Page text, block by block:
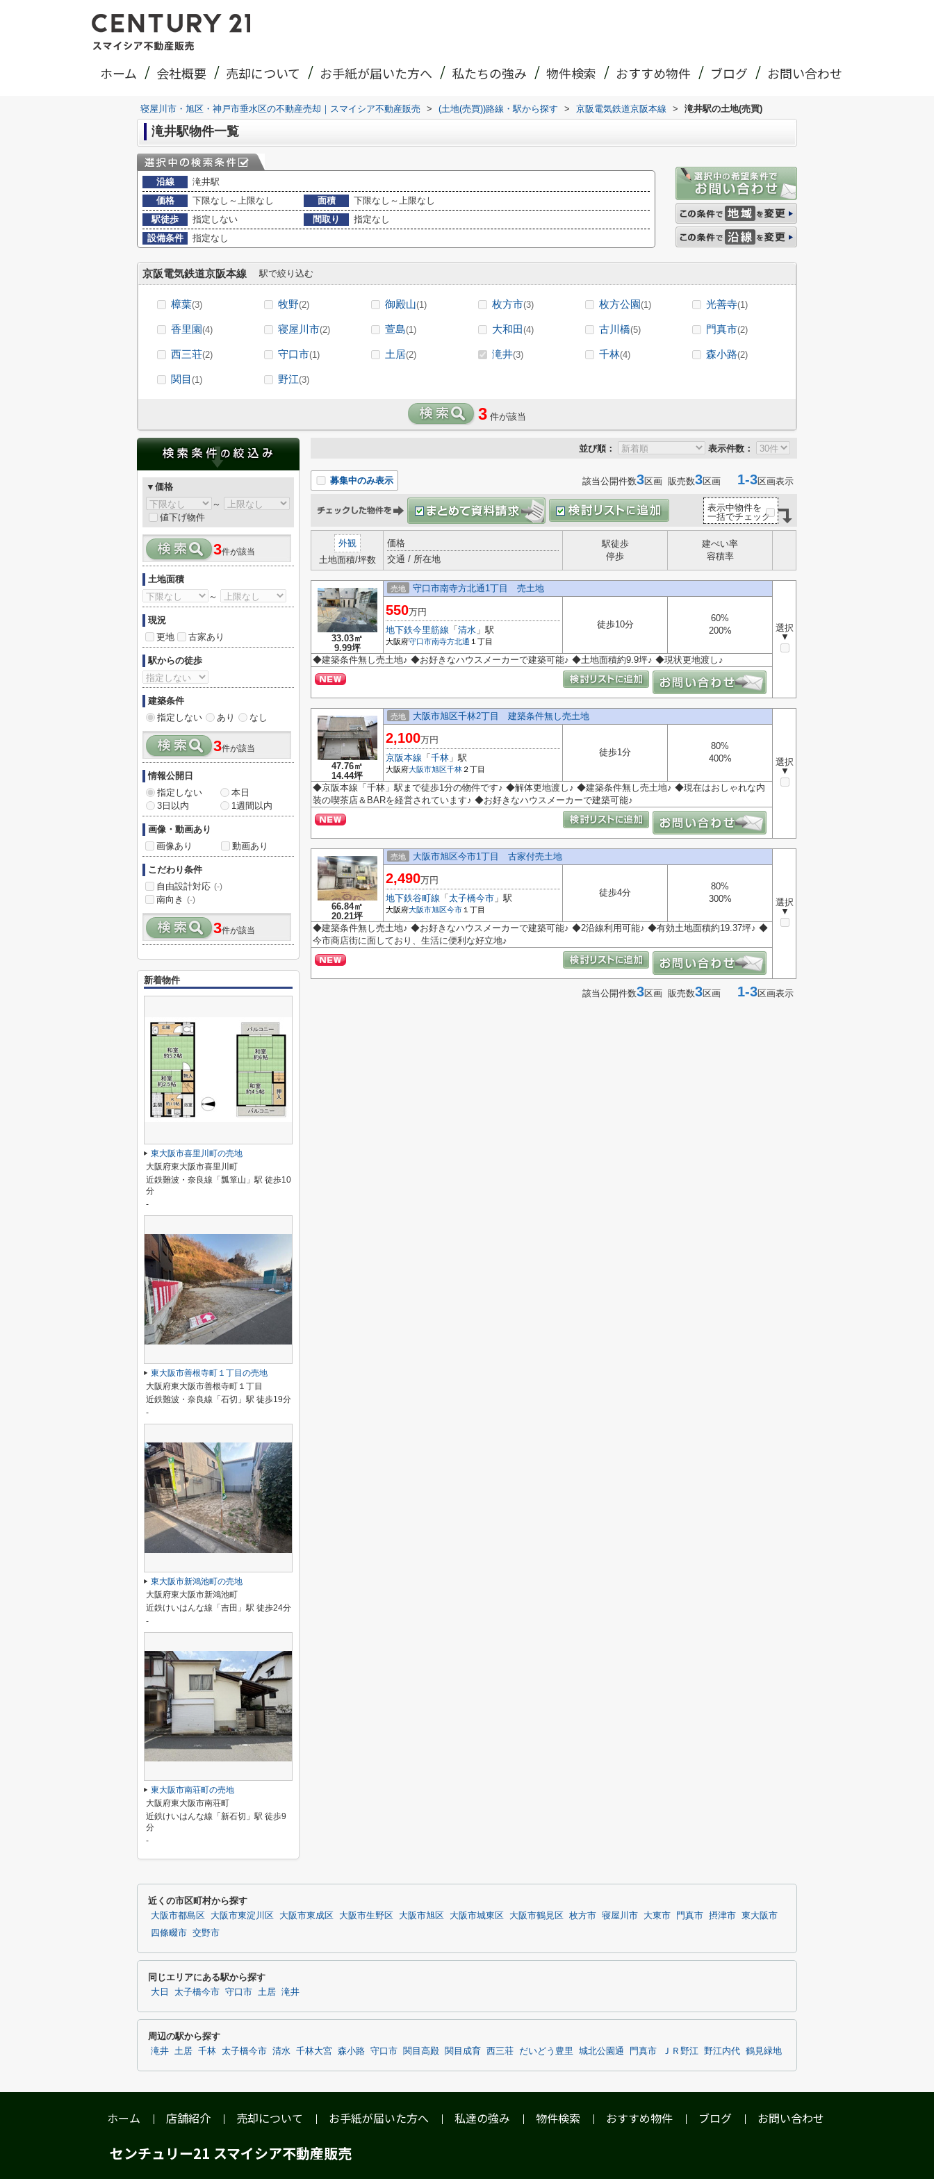
ホーム 会社概要 売却について お手紙が届いた方へ 私たちの強み 物件検索 おすすめ物件 ブログ お問い合わせ
寝屋川市・旭区・神戸市垂水区の不動産売却｜スマイシア不動産販売 > (土地(売買))路線・駅から探す > 京阪電気鉄道京阪本線 > 滝井駅の土地(売買)
滝井駅物件一覧
沿線
滝井駅
価格
下限なし～上限なし 面積
下限なし～上限なし
駅徒歩
指定しない 間取り
指定なし
設備条件
指定なし
京阪電気鉄道京阪本線 駅で絞り込む
樟葉(3) 牧野(2) 御殿山(1) 枚方市(3) 枚方公園(1) 光善寺(1)
香里園(4) 寝屋川市(2) 萱島(1) 大和田(4) 古川橋(5) 門真市(2)
西三荘(2) 守口市(1) 土居(2) 滝井(3) 千林(4) 森小路(2)
関目 (1) 野江(3)
3 件が該当
並び順： 表示件数：
募集中のみ表示 該当公開件数3区画 販売数3区画 1-3区画表示
表示中物件を
一括でチェック
外観
土地面積/坪数
価格
交通 / 所在地
駅徒歩
停歩
建ぺい率
容積率
33.03㎡
9.99坪
売地 守口市南寺方北通1丁目 売土地
選択
▼
550万円
地下鉄今里筋線 「 清水 」駅
大阪府守口市南寺方北通 １丁目
徒歩10分
60%
200%
◆建築条件無し売土地♪ ◆お好きなハウスメーカーで建築可能♪ ◆土地面積約9.9坪♪ ◆現状更地渡し♪
47.76㎡
14.44坪
売地 大阪市旭区千林2丁目 建築条件無し売土地
選択
▼
2,100万円
京阪本線 「 千林 」駅
大阪府大阪市旭区千林 ２丁目
徒歩1分
80%
400%
◆京阪本線「千林」駅まで徒歩1分の物件です♪ ◆解体更地渡し♪ ◆建築条件無し売土地♪ ◆現在はおしゃれな内
装の喫茶店＆BARを経営されています♪ ◆お好きなハウスメーカーで建築可能♪
66.84㎡
20.21坪
売地 大阪市旭区今市1丁目 古家付売土地
選択
▼
2,490万円
地下鉄谷町線 「 太子橋今市 」駅
大阪府大阪市旭区今市 １丁目
徒歩4分
80%
300%
◆建築条件無し売土地♪ ◆お好きなハウスメーカーで建築可能♪ ◆2沿線利用可能♪ ◆有効土地面積約19.37坪♪ ◆
今市商店街に面しており、生活に便利な好立地♪
該当公開件数3区画 販売数3区画 1-3区画表示
▼価格
～
値下げ物件
3件が該当
土地面積
～
現況
更地
古家あり
駅からの徒歩
建築条件
指定しない
あり なし
3件が該当
情報公開日
指定しない
本日
3日以内
1週間以内
画像・動画あり
画像あり
動画あり
こだわり条件
自由設計対応 (-)
南向き (-)
3件が該当
新着物件
東大阪市喜里川町の売地
大阪府東大阪市喜里川町
近鉄難波・奈良線「瓢箪山」駅 徒歩10
分
-
東大阪市善根寺町１丁目の売地
大阪府東大阪市善根寺町１丁目
近鉄難波・奈良線「石切」駅 徒歩19分
-
東大阪市新鴻池町の売地
大阪府東大阪市新鴻池町
近鉄けいはんな線「吉田」駅 徒歩24分
-
東大阪市南荘町の売地
大阪府東大阪市南荘町
近鉄けいはんな線「新石切」駅 徒歩9
分
-
近くの市区町村から探す
大阪市都島区 大阪市東淀川区 大阪市東成区 大阪市生野区 大阪市旭区 大阪市城東区 大阪市鶴見区 枚方市 寝屋川市 大東市 門真市 摂津市 東大阪市
四條畷市 交野市
同じエリアにある駅から探す
大日 太子橋今市 守口市 土居 滝井
周辺の駅から探す
滝井 土居 千林 太子橋今市 清水 千林大宮 森小路 守口市 関目高殿 関目成育 西三荘 だいどう豊里 城北公園通 門真市 ＪＲ野江 野江内代 鶴見緑地
ホーム 店舗紹介 売却について お手紙が届いた方へ 私達の強み 物件検索 おすすめ物件 ブログ お問い合わせ
センチュリー21 スマイシア不動産販売